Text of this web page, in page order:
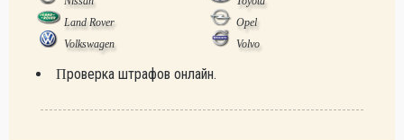
Land Rover
Opel
Volkswagen
Volvo
Проверка штрафов онлайн.